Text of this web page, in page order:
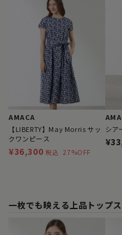
AMACA
【LIBERTY】May Morris サッ
クワンピース
¥36,300 税込 27%OFF
シア
一枚でも映える上品トップス